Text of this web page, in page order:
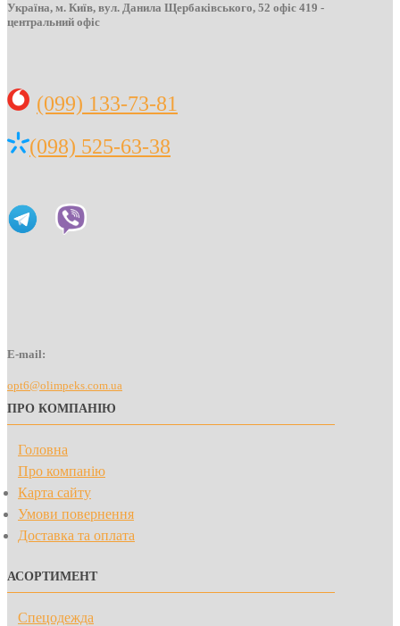
Україна, м. Київ, вул. Данила Щербаківського, 52 офіс 419 -
центральний офіс
(099) 133-73-81
(098) 525-63-38
E-mail:
opt6@olimpeks.com.ua
ПРО КОМПАНІЮ
Головна
Про компанію
Карта сайту
Умови повернення
Доставка та оплата
АСОРТИМЕНТ
Спецодежда